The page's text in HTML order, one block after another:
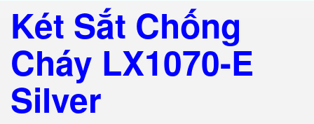
Két Sắt Chống
Cháy LX1070-E
Silver